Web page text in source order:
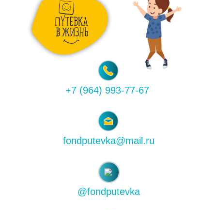
+7 (964) 993-77-67
fondputevka@mail.ru
@fondputevka